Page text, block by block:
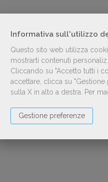
Informativa sull'utilizzo
Questo sito web utilizza
mostrarti contenuti
Cliccando su "Accetto tutti i
accettare, clicca su
sulla X in alto a destra.
Per
Gestione preferenze